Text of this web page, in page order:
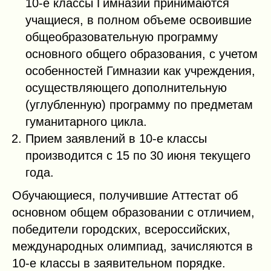
10-е классы Гимназии принимаются
учащиеся, в полном объеме освоившие
общеобразовательную программу
основного общего образования, с учетом
особенностей Гимназии как учреждения,
осуществляющего дополнительную
(углубленную) программу по предметам
гуманитарного цикла.
Прием заявлений в 10-е классы
производится с 15 по 30 июня текущего
года.
Обучающиеся, получившие Аттестат об
основном общем образовании с отличием,
победители городских, всероссийских,
международных олимпиад, зачисляются в
10-е классы в заявительном порядке.